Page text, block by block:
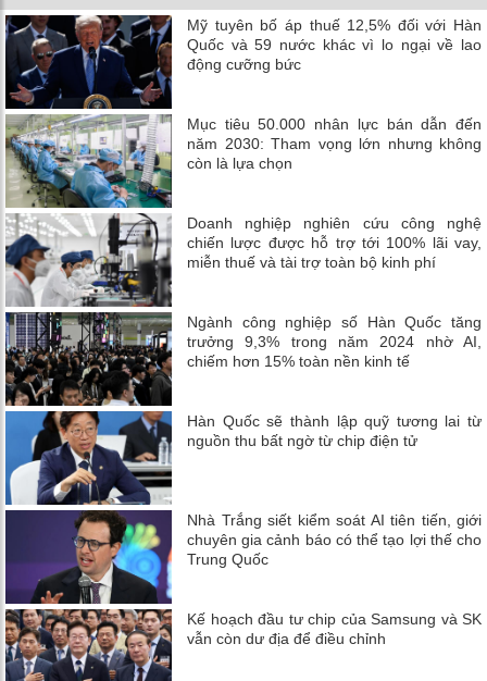
Mỹ tuyên bố áp thuế 12,5% đối với Hàn
Quốc và 59 nước khác vì lo ngại về lao
động cưỡng bức
Mục tiêu 50.000 nhân lực bán dẫn đến
năm 2030: Tham vọng lớn nhưng không
còn là lựa chọn
Doanh nghiệp nghiên cứu công nghệ
chiến lược được hỗ trợ tới 100% lãi vay,
miễn thuế và tài trợ toàn bộ kinh phí
Ngành công nghiệp số Hàn Quốc tăng
trưởng 9,3% trong năm 2024 nhờ AI,
chiếm hơn 15% toàn nền kinh tế
Hàn Quốc sẽ thành lập quỹ tương lai từ
nguồn thu bất ngờ từ chip điện tử
Nhà Trắng siết kiểm soát AI tiên tiến, giới
chuyên gia cảnh báo có thể tạo lợi thế cho
Trung Quốc
Kế hoạch đầu tư chip của Samsung và SK
vẫn còn dư địa để điều chỉnh